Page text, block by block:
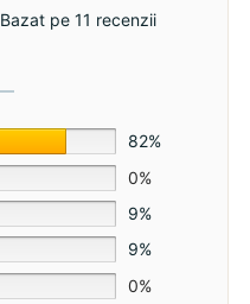
Bazat pe 11 recenzii
82%
0%
9%
9%
0%